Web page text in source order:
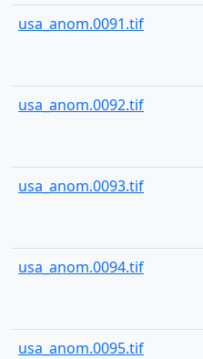
usa_anom.0091.tif
usa_anom.0092.tif
usa_anom.0093.tif
usa_anom.0094.tif
usa_anom.0095.tif